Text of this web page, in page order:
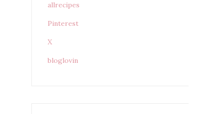
allrecipes
Pinterest
X
bloglovin